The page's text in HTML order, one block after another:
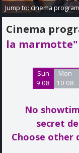
Jump to:cinema program
Cinema
la marmotte"
Sun
9 08
Mon
10 08
No
secret
Choose other